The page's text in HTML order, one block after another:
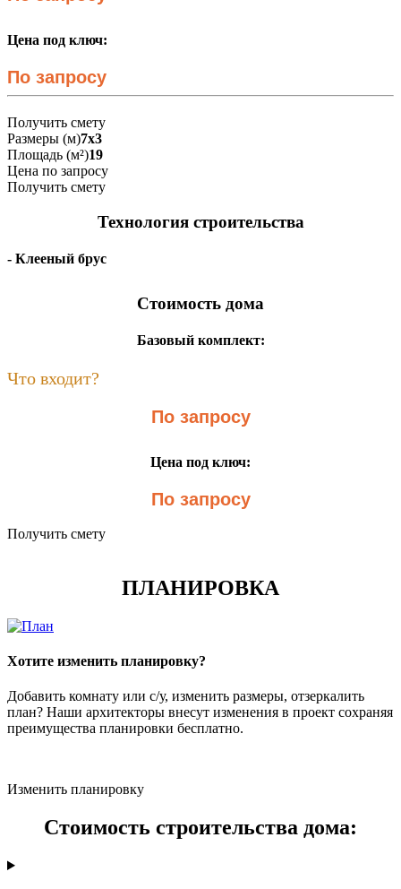
Цена под ключ:
По запросу
Получить смету
Размеры (м)7x3
Площадь (м²)19
Цена по запросу
Получить смету
Технология строительства
- Клееный брус
Стоимость дома
Базовый комплект:
Что входит?
По запросу
Цена под ключ:
По запросу
Получить смету
ПЛАНИРОВКА
Хотите изменить планировку?
Добавить комнату или с/у, изменить размеры, отзеркалить
план? Наши архитекторы внесут изменения в проект сохраняя
преимущества планировки бесплатно.
Изменить планировку
Стоимость строительства дома: